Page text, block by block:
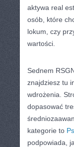
aktywa real
osób, które
lokum, czy
wartości.
Sednem
znajdziesz tu
wdrożenia.
dopasować
kategorie to
podpowiada,